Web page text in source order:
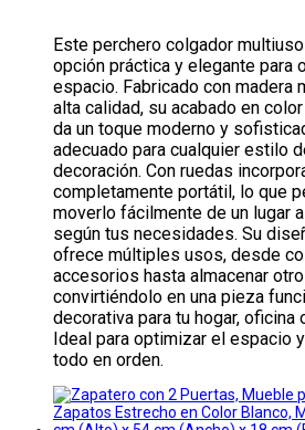
Este perchero colgador
opción práctica y elegante para
espacio. Fabricado con madera
alta calidad, su acabado en
da un toque moderno y
adecuado para cualquier estilo
decoración. Con ruedas
completamente portátil, lo que
moverlo fácilmente de un lugar
según tus necesidades. Su
ofrece múltiples usos, desde
accesorios hasta almacenar
convirtiéndolo en una pieza
decorativa para tu hogar, oficina
Ideal para optimizar el espacio
todo en orden.